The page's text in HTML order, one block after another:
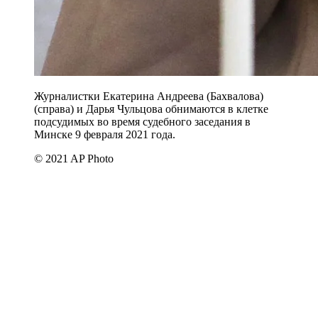
Журналистки Екатерина Андреева (Бахвалова)
(справа) и Дарья Чульцова обнимаются в клетке
подсудимых во время судебного заседания в
Минске 9 февраля 2021 года.
© 2021 AP Photo